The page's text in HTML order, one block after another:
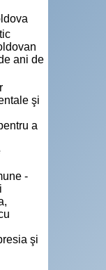
ani de
şi
a
-
şi